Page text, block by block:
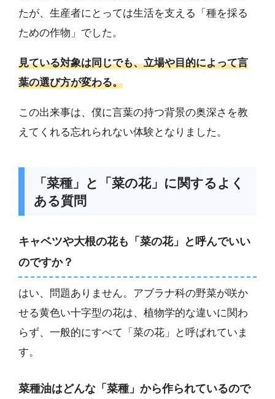
たが、生産者にとっては生活を支える「種を採る
ための作物」でした。
見ている対象は同じでも、立場や目的によって言
葉の選び方が変わる。
この出来事は、僕に言葉の持つ背景の奥深さを教
えてくれる忘れられない体験となりました。
「菜種」と「菜の花」に関するよく
ある質問
キャベツや大根の花も「菜の花」と呼んでいい
のですか？
はい、問題ありません。アブラナ科の野菜が咲か
せる黄色い十字型の花は、植物学的な違いに関わ
らず、一般的にすべて「菜の花」と呼ばれていま
す。
菜種油はどんな「菜種」から作られているので